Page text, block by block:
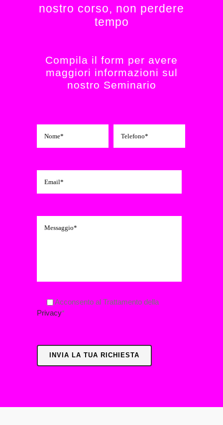
nostro corso, non perdere
tempo
Compila il form per avere
maggiori informazioni sul
nostro Seminario
Acconsento al Trattamento della
Privacy*